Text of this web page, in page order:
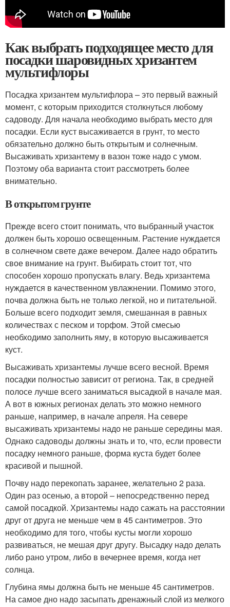
Как выбрать подходящее место для
посадки шаровидных хризантем
мультифлоры
Посадка хризантем мультифлора – это первый важный
момент, с которым приходится столкнуться любому
садоводу. Для начала необходимо выбрать место для
посадки. Если куст высаживается в грунт, то место
обязательно должно быть открытым и солнечным.
Высаживать хризантему в вазон тоже надо с умом.
Поэтому оба варианта стоит рассмотреть более
внимательно.
В открытом грунте
Прежде всего стоит понимать, что выбранный участок
должен быть хорошо освещенным. Растение нуждается
в солнечном свете даже вечером. Далее надо обратить
свое внимание на грунт. Выбирать стоит тот, что
способен хорошо пропускать влагу. Ведь хризантема
нуждается в качественном увлажнении. Помимо этого,
почва должна быть не только легкой, но и питательной.
Больше всего подходит земля, смешанная в равных
количествах с песком и торфом. Этой смесью
необходимо заполнить яму, в которую высаживается
куст.
Высаживать хризантемы лучше всего весной. Время
посадки полностью зависит от региона. Так, в средней
полосе лучше всего заниматься высадкой в начале мая.
А вот в южных регионах делать это можно немного
раньше, например, в начале апреля. На севере
высаживать хризантемы надо не раньше середины мая.
Однако садоводы должны знать и то, что, если провести
посадку немного раньше, форма куста будет более
красивой и пышной.
Почву надо перекопать заранее, желательно 2 раза.
Один раз осенью, а второй – непосредственно перед
самой посадкой. Хризантемы надо сажать на расстоянии
друг от друга не меньше чем в 45 сантиметров. Это
необходимо для того, чтобы кусты могли хорошо
развиваться, не мешая друг другу. Высадку надо делать
либо рано утром, либо в вечернее время, когда нет
солнца.
Глубина ямы должна быть не меньше 45 сантиметров.
На самое дно надо засыпать дренажный слой из мелкого